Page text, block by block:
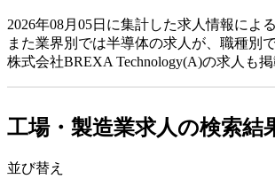
2026年08月05日に集計した求人情報によ
また業界別では半導体の求人が、職種別
株式会社BREXA Technology(A)の求人も
工場・製造業求人の検索結
並び替え